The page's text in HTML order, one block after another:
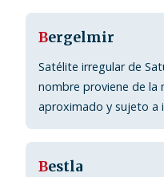
Bergelmir
Satélite irregular de
nombre proviene de la
aproximado y sujeto a
Bestla